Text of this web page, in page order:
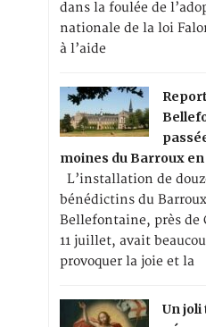
dans la foulée de
nationale de la loi
à l’aide
moines du Barroux
L’installation de
bénédictins du
Bellefontaine, près de
11 juillet, avait
provoquer la joie et la
Un joli